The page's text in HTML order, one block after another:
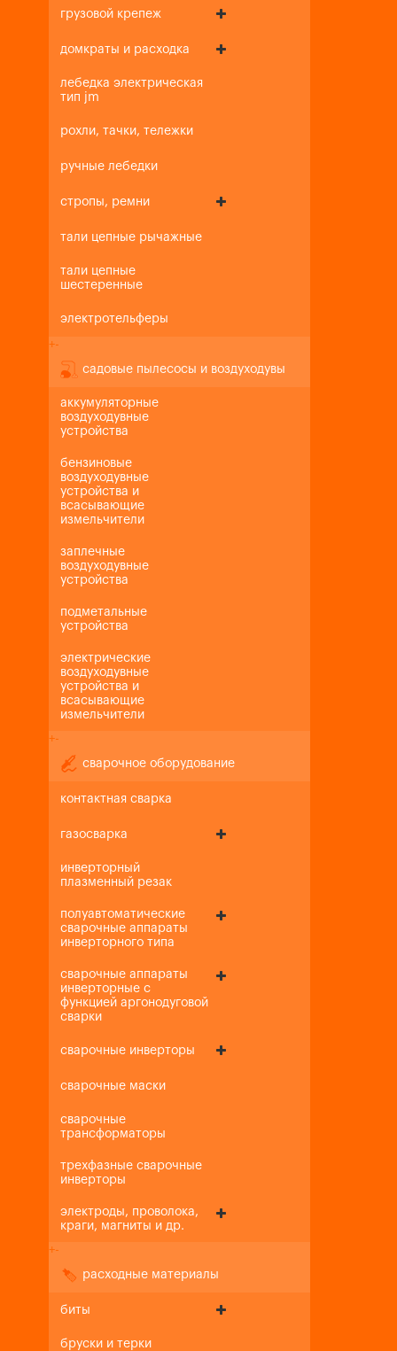
грузовой крепеж
домкраты и расходка
лебедка электрическая
тип jm
рохли, тачки, тележки
ручные лебедки
стропы, ремни
тали цепные рычажные
тали цепные
шестеренные
электротельферы
+-
садовые пылесосы и воздуходувы
аккумуляторные
воздуходувные
устройства
бензиновые
воздуходувные
устройства и
всасывающие
измельчители
заплечные
воздуходувные
устройства
подметальные
устройства
электрические
воздуходувные
устройства и
всасывающие
измельчители
+-
сварочное оборудование
контактная сварка
газосварка
инверторный
плазменный резак
полуавтоматические
сварочные аппараты
инверторного типа
сварочные аппараты
инверторные с
функцией аргонодуговой
сварки
сварочные инверторы
сварочные маски
сварочные
трансформаторы
трехфазные сварочные
инверторы
электроды, проволока,
краги, магниты и др.
+-
расходные материалы
биты
бруски и терки